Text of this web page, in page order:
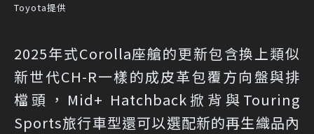
Toyota提供
2025年式Corolla座艙的更新包含換上類似
新世代CH-R一樣的成皮革包覆方向盤與排
檔頭，Mid+ Hatchback掀背與Touring
Sports旅行車型還可以選配新的再生織品內